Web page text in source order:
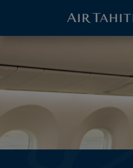
contenu